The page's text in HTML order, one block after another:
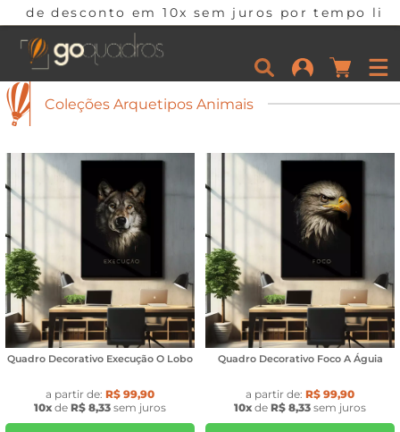
em 10x sem juros por tempo limitado.
Coleções Arquetipos Animais
Quadro Decorativo Execução O Lobo
a partir de: R$ 99,90
10x de R$ 8,33 sem juros
Quadro Decorativo Foco A Águia
a partir de: R$ 99,90
10x de R$ 8,33 sem juros